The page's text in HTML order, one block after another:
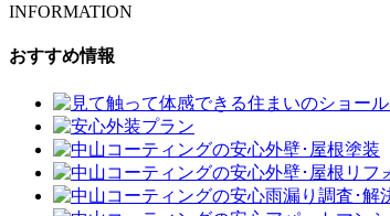
INFORMATION
おすすめ情報